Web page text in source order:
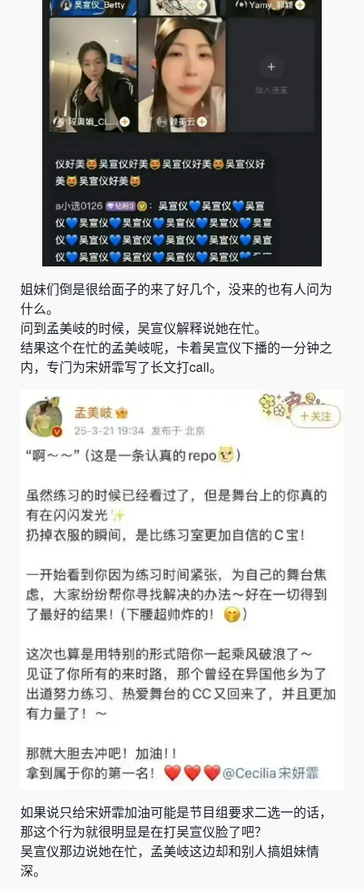
姐妹们倒是很给面子的来了好几个，没来的也有人问为
什么。
问到孟美岐的时候，吴宣仪解释说她在忙。
结果这个在忙的孟美岐呢，卡着吴宣仪下播的一分钟之
内，专门为宋妍霏写了长文打call。
如果说只给宋妍霏加油可能是节目组要求二选一的话，
那这个行为就很明显是在打吴宣仪脸了吧？
吴宣仪那边说她在忙，孟美岐这边却和别人搞姐妹情
深。